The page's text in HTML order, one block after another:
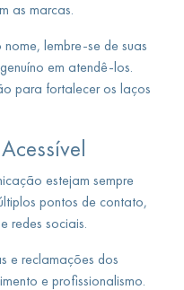
as marcas.
nome, lembre-se de suas
em atendê-los.
para fortalecer os laços
estejam sempre
pontos de contato,
redes sociais.
e reclamações dos
e profissionalismo.